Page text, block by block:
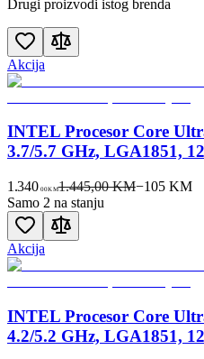
Drugi proizvodi istog brenda
Akcija
INTEL Procesor Core
3.7/5.7 GHz, LGA1851,
1.340 00KM1.445,00 KM−105KM
Samo 2 na stanju
Akcija
INTEL Procesor Core
4.2/5.2 GHz, LGA1851,